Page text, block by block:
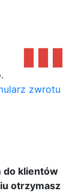
zwrotu
do klientów
otrzymasz